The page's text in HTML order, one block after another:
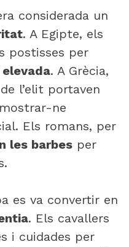
considerada un
. A Egipte, els
postisses per
. A Grècia,
l’elit portaven
ne
Els romans, per
les barbes per
es va convertir en
. Els cavallers
i cuidades per